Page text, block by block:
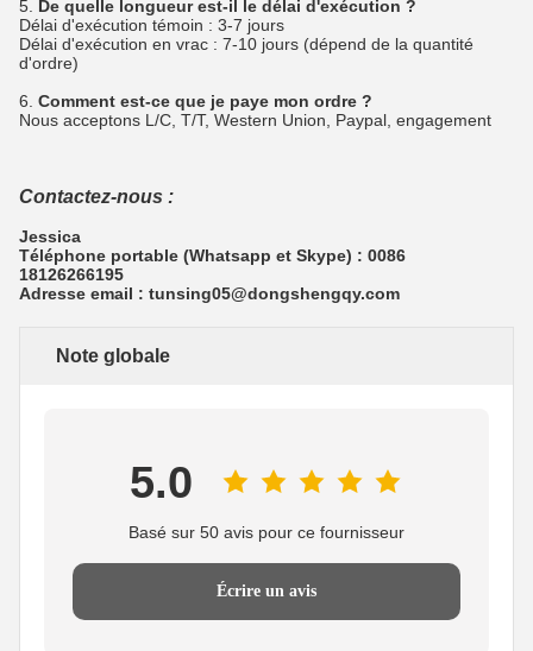
5.
De quelle longueur est-il le délai d'exécution ?
Délai d'exécution témoin : 3-7 jours
Délai d'exécution en vrac : 7-10 jours (dépend de la quantité
d'ordre)
6. Comment est-ce que je paye mon ordre ?
Nous acceptons L/C, T/T, Western Union, Paypal, engagement
Contactez-nous :
Jessica
Téléphone portable (Whatsapp et Skype) : 0086
18126266195
Adresse email : tunsing05@dongshengqy.com
Note globale
5.0
Basé sur 50 avis pour ce fournisseur
Écrire un avis